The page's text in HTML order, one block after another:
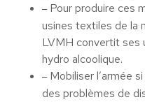
– Pour produire ces
usines textiles de la
LVMH convertit ses
hydro alcoolique.
– Mobiliser l’armée
des problèmes de